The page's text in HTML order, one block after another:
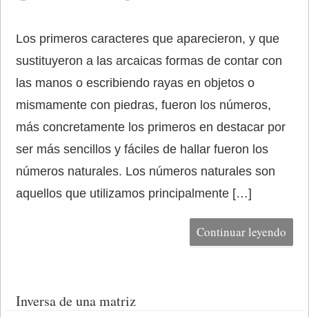
Los primeros caracteres que aparecieron, y que
sustituyeron a las arcaicas formas de contar con
las manos o escribiendo rayas en objetos o
mismamente con piedras, fueron los números,
más concretamente los primeros en destacar por
ser más sencillos y fáciles de hallar fueron los
números naturales. Los números naturales son
aquellos que utilizamos principalmente […]
Continuar leyendo
Inversa de una matriz